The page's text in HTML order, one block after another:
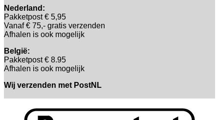
Nederland:
Pakketpost € 5,95
Vanaf € 75,- gratis verzenden
Afhalen is ook mogelijk
België:
Pakketpost € 8.95
Afhalen is ook mogelijk
Wij verzenden met PostNL